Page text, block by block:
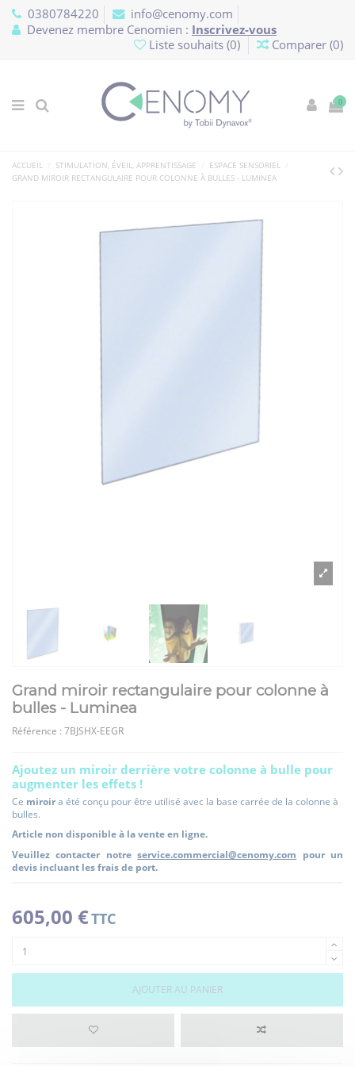
0380784220
info@cenomy.com
Devenez membre Cenomien : Inscrivez-vous
Liste souhaits (0) Comparer (0)
0
ACCUEIL STIMULATION, ÉVEIL, APPRENTISSAGE
ESPACE SENSORIEL
GRAND MIROIR RECTANGULAIRE POUR COLONNE À BULLES - LUMINEA
Grand miroir rectangulaire pour colonne à
bulles - Luminea
Référence : 7BJSHX-EEGR
Ajoutez un miroir derrière votre colonne à bulle pour
augmenter les effets !
Ce miroira été conçu pour être utilisé avec la base carrée de la colonne à
bulles.
Article non disponible à la vente en ligne.
Veuillez contacter notreservice.commercial@cenomy.com pour un
devis incluant les frais de port.
605,00 €TTC
AJOUTER AU PANIER
Panneau de gestion des cookies